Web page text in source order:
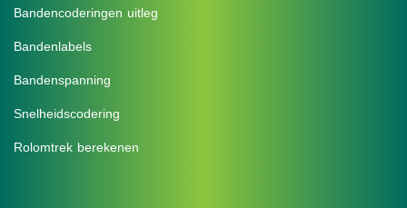
Bandencoderingen uitleg
Bandenlabels
Bandenspanning
Snelheidscodering
Rolomtrek berekenen